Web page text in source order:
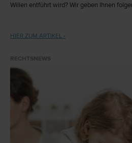
Willen entführt wird? Wir geben Ihnen
HIER ZUM ARTIKEL ›